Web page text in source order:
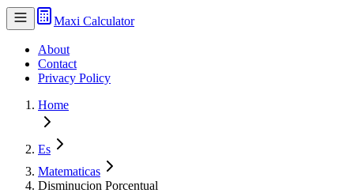
Maxi Calculator
About
Contact
Privacy Policy
Home
Es
Matematicas
Disminucion Porcentual